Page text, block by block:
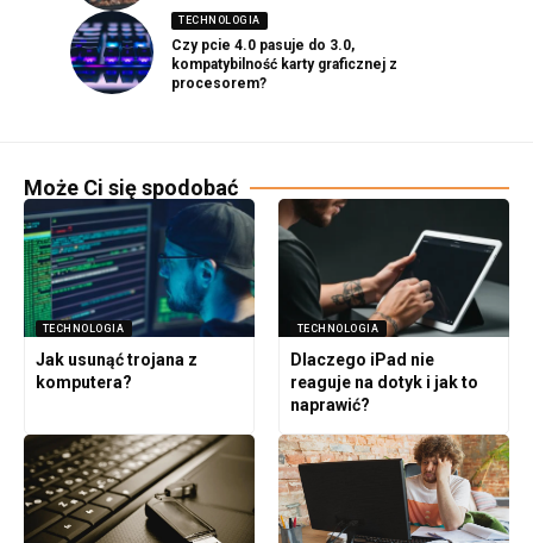
TECHNOLOGIA
Czy pcie 4.0 pasuje do 3.0,
kompatybilność karty graficznej z
procesorem?
Może Ci się spodobać
TECHNOLOGIA
Jak usunąć trojana z
komputera?
TECHNOLOGIA
Dlaczego iPad nie
reaguje na dotyk i jak to
naprawić?